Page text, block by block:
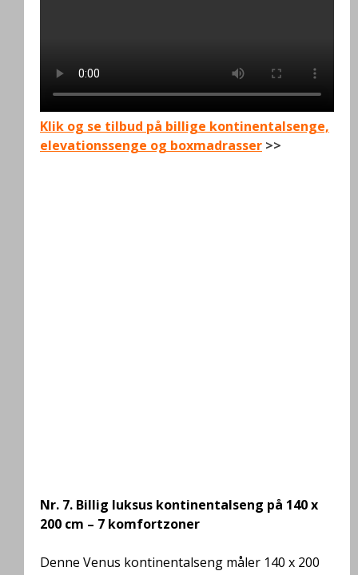
Klik og se tilbud på billige kontinentalsenge,
elevationssenge og boxmadrasser >>
Nr. 7. Billig luksus kontinentalseng på 140 x
200 cm – 7 komfortzoner
Denne Venus kontinentalseng måler 140 x 200